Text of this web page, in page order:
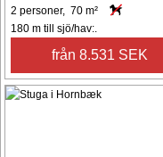
2 personer, 70 m²
180 m till sjö/hav:.
från 8.531 SEK